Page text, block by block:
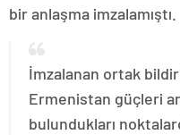
bir anlaşma imzalamıştı.
İmzalanan ortak
Ermenistan güçleri
bulundukları